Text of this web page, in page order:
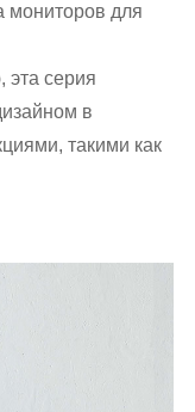
мониторов для
эта серия
в
такими как